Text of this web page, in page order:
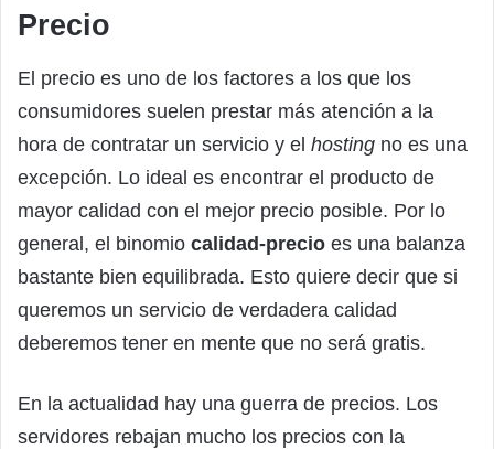
Precio
El precio es uno de los factores a los que los
consumidores suelen prestar más atención a la
hora de contratar un servicio y el hosting no es una
excepción. Lo ideal es encontrar el producto de
mayor calidad con el mejor precio posible. Por lo
general, el binomio calidad-precio es una balanza
bastante bien equilibrada. Esto quiere decir que si
queremos un servicio de verdadera calidad
deberemos tener en mente que no será gratis.
En la actualidad hay una guerra de precios. Los
servidores rebajan mucho los precios con la